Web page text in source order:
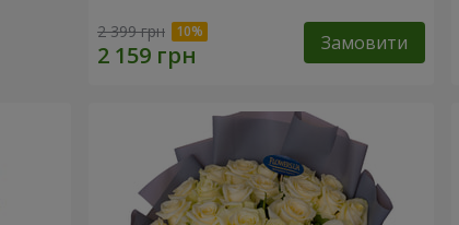
2 399 грн Замовити